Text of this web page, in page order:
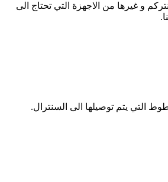
و غيرها من الاجهزة التي تحتاج الى
التي يتم توصيلها الى السنترال.